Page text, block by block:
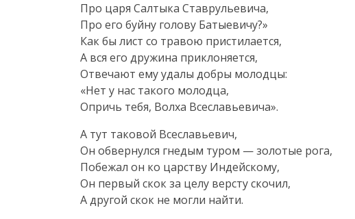
Про царя Салтыка Ставрульевича,
Про его буйну голову Батыевичу?»
Как бы лист со травою пристилается,
А вся его дружина приклоняется,
Отвечают ему удалы добры молодцы:
«Нет у нас такого молодца,
Опричь тебя, Волха Всеславьевича».
А тут таковой Всеславьевич,
Он обвернулся гнедым туром — золотые рога,
Побежал он ко царству Индейскому,
Он первый скок за целу версту скочил,
А другой скок не могли найти.